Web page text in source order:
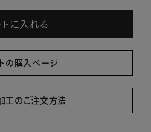
に入れる
の購入ページ
工のご注文方法